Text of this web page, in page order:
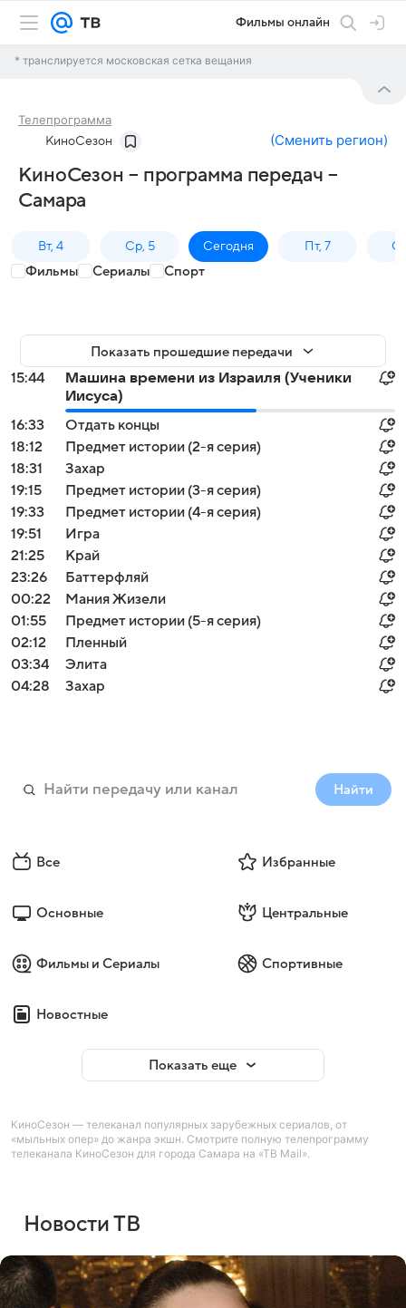
Фильмы онлайн
* транслируется московская сетка вещания
Телепрограмма
КиноСезон (Сменить регион)
КиноСезон – программа передач –
Самара
Вт, 4 Ср, 5 Сегодня Пт, 7
Фильмы Сериалы Спорт
Показать прошедшие передачи
15:44
Машина времени из Израиля (Ученики
Иисуса)
16:33
Отдать концы
18:12
Предмет истории (2-я серия)
18:31
Захар
19:15
Предмет истории (3-я серия)
19:33
Предмет истории (4-я серия)
19:51
Игра
21:25
Край
23:26
Баттерфляй
00:22
Мания Жизели
01:55
Предмет истории (5-я серия)
02:12
Пленный
03:34
Элита
04:28
Захар
Найти
Все Избранные
Основные Центральные
Фильмы и Сериалы Спортивные
Новостные
Показать еще
КиноСезон — телеканал популярных зарубежных сериалов, от
«мыльных опер» до жанра экшн. Смотрите полную телепрограмму
телеканала КиноСезон для города Самара на «ТВ Mail».
Новости ТВ